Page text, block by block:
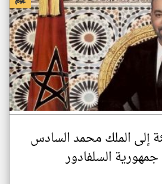
إلى الملك محمد السادس
السلفادور